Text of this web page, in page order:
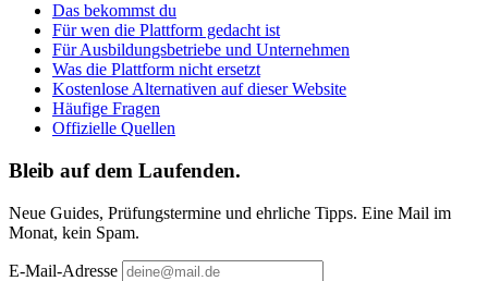
Das bekommst du
Für wen die Plattform gedacht ist
Für Ausbildungsbetriebe und Unternehmen
Was die Plattform nicht ersetzt
Kostenlose Alternativen auf dieser Website
Häufige Fragen
Offizielle Quellen
Bleib auf dem Laufenden.
Neue Guides, Prüfungstermine und ehrliche Tipps. Eine Mail im
Monat, kein Spam.
E-Mail-Adresse